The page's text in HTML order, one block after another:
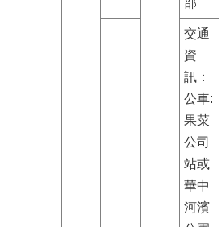
部
交通
資
訊：
公車:
果菜
公司
站或
華中
河濱